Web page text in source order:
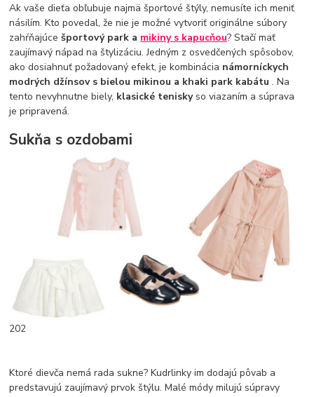
Ak vaše dieťa obľubuje najmä športové štýly, nemusíte ich meniť
násilím. Kto povedal, že nie je možné vytvoriť originálne súbory
zahŕňajúcešportový park a mikiny s kapucňou? Stačí mať
zaujímavý nápad na štylizáciu. Jedným z osvedčených spôsobov,
ako dosiahnuť požadovaný efekt, je kombinácia námorníckych
modrých džínsov s bielou mikinou a khaki park kabátu. Na
tento nevyhnutne biely, klasické tenisky so viazaním a súprava
je pripravená.
Sukňa s ozdobami
202
Ktoré dievča nemá rada sukne? Kudrlinky im dodajú pôvab a
predstavujú zaujímavý prvok štýlu. Malé módy milujú súpravy